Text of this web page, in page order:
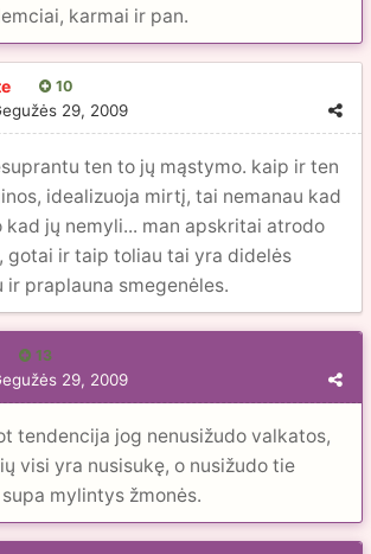
karmai ir pan.
10
29, 2009
ten to jų mąstymo. kaip ir ten
idealizuoja mirtį, tai nemanau kad
kad jų nemyli... man apskritai atrodo
gotai ir taip toliau tai yra didelės
ir praplauna smegenėles.
13
29, 2009
tendencija jog nenusižudo valkatos,
visi yra nusisukę, o nusižudo tie
mylintys žmonės.